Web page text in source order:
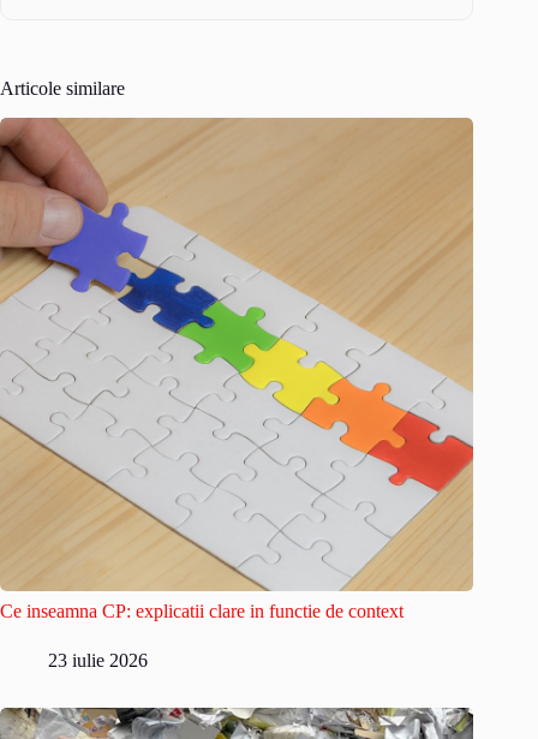
Articole similare
Ce inseamna CP: explicatii clare in functie de context
23 iulie 2026